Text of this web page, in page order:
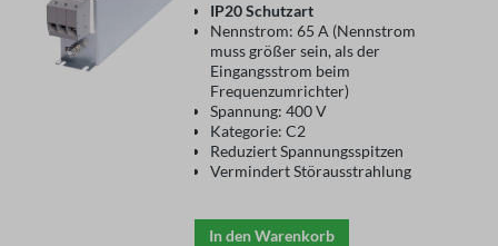
IP20 Schutzart
Nennstrom: 65 A (Nennstrom
muss größer sein, als der
Eingangsstrom beim
Frequenzumrichter)
Spannung: 400 V
Kategorie: C2
Reduziert Spannungsspitzen
Vermindert Störausstrahlung
In den Warenkorb